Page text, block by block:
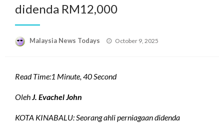
didenda RM12,000
Malaysia News Todays
Posted
October 9, 2025
Read Time:1 Minute, 40 Second
OlehJ. Evachel John
KOTA KINABALU: Seorang ahli perniagaan didenda